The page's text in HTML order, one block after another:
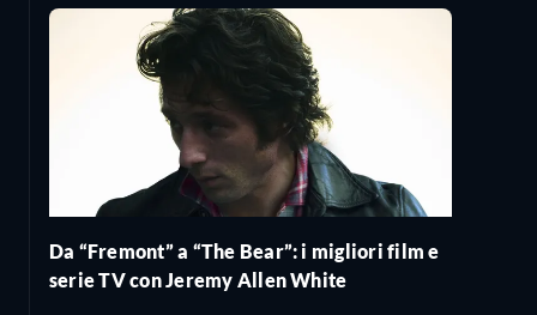
Da “Fremont” a “The Bear”: i migliori film e
serie TV con Jeremy Allen White